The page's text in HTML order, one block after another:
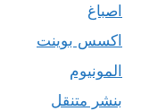
اصباغ
اكسس بوينت
المونيوم
بنشر متنقل